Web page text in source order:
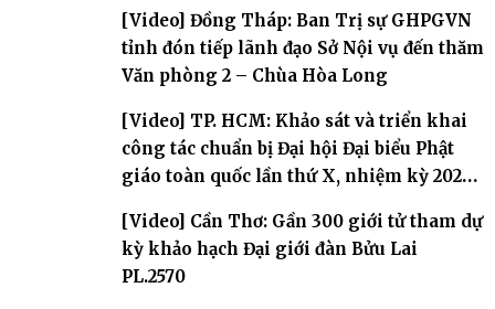
[Video] Đồng Tháp: Ban Trị sự GHPGVN
tỉnh đón tiếp lãnh đạo Sở Nội vụ đến thăm
Văn phòng 2 – Chùa Hòa Long
[Video] TP. HCM: Khảo sát và triển khai
công tác chuẩn bị Đại hội Đại biểu Phật
giáo toàn quốc lần thứ X, nhiệm kỳ 2026-
[Video] Cần Thơ: Gần 300 giới tử tham dự
kỳ khảo hạch Đại giới đàn Bửu Lai
PL.2570